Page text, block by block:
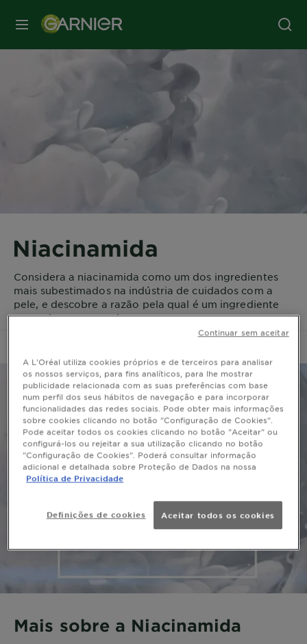
MENU
Niacinamida
Considera a niacinamida como um dos ingredientes
mais subestimados na indústria de cuidados com a
pele, e descobre a razão pela qual é um ingrediente
que vale a pena conhecer.
Mais sobre a Niacinamida
A L'Oréal utiliza cookies próprios e de terceiros para analisar
os nossos serviços, para fins analíticos, para lhe mostrar
publicidade relacionada com as suas preferências com base
num perfil dos seus hábitos de navegação e para incorporar
funcionalidades das redes sociais. Pode obter mais informações
sobre cookies clicando no botão "Configuração de Cookies".
Pode aceitar todos os cookies clicando no botão "Aceitar" ou
configurá-los ou rejeitar a sua utilização clicando no botão
"Configuração de Cookies". Poderá consultar informação
adicional e detalhada sobre Proteção de Dados na nossa
Política de Privacidade
Definições de cookies Aceitar todos os cookies
Continuar sem aceitar